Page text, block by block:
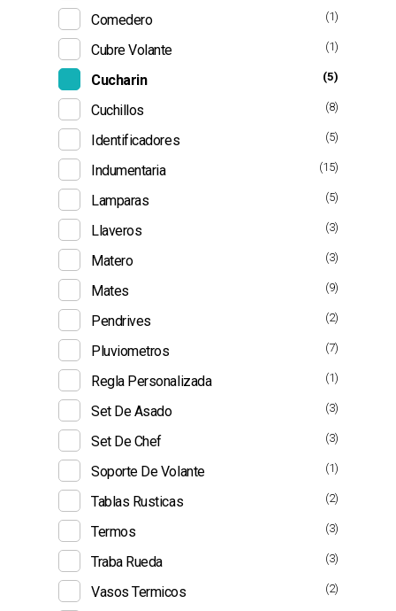
Comedero (1)
Cubre Volante (1)
Cucharin (5)
Cuchillos (8)
Identificadores (5)
Indumentaria (15)
Lamparas (5)
Llaveros (3)
Matero (3)
Mates (9)
Pendrives (2)
Pluviometros (7)
Regla Personalizada (1)
Set De Asado (3)
Set De Chef (3)
Soporte De Volante (1)
Tablas Rusticas (2)
Termos (3)
Traba Rueda (3)
Vasos Termicos (2)